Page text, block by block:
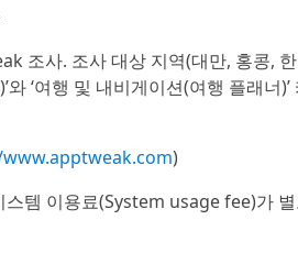
조사. 조사 대상 지역(대만, 홍콩,
와 ‘여행 및 내비게이션(여행 플래너
)
스템 이용료(System usage fee)가